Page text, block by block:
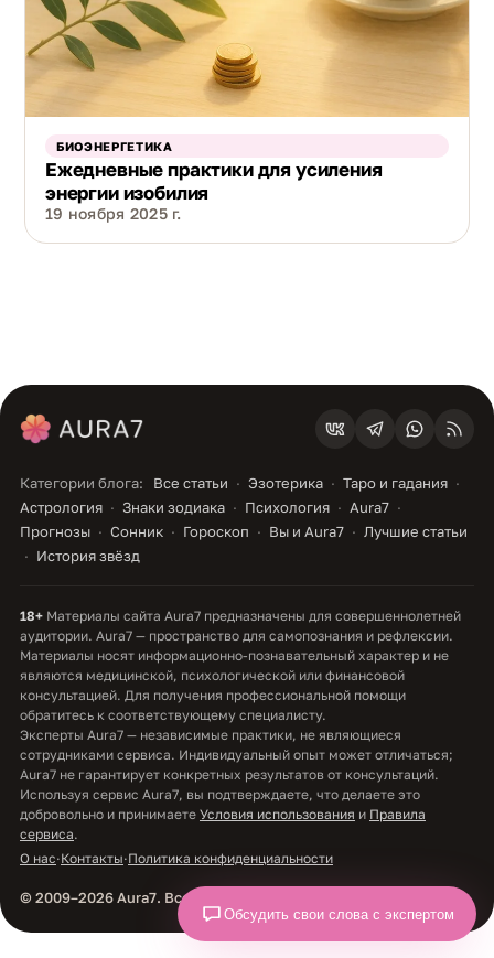
БИОЭНЕРГЕТИКА
Ежедневные практики для усиления
энергии изобилия
19 ноября 2025 г.
Обсудить свои слова с экспертом
Категории блога: Все статьи Эзотерика
Таро и гадания
Астрология
Знаки зодиака Психология
Aura7
Прогнозы
Сонник Гороскоп Вы и Aura7
Лучшие статьи
История звёзд
18+ Материалы сайта Aura7 предназначены для совершеннолетней
аудитории. Aura7 — пространство для самопознания и рефлексии.
Материалы носят информационно-познавательный характер и не
являются медицинской, психологической или финансовой
консультацией. Для получения профессиональной помощи
обратитесь к соответствующему специалисту.
Эксперты Aura7 — независимые практики, не являющиеся
сотрудниками сервиса. Индивидуальный опыт может отличаться;
Aura7 не гарантирует конкретных результатов от консультаций.
Используя сервис Aura7, вы подтверждаете, что делаете это
добровольно и принимаете Условия использования и Правила
сервиса.
О нас·Контакты·Политика конфиденциальности
© 2009–2026 Aura7. Все права защищены.